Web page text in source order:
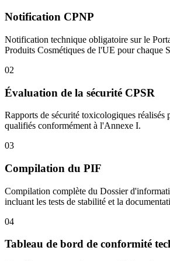
Notification CPNP
Notification technique obligatoire sur le
Produits Cosmétiques de l'UE pour chaque
02
Évaluation de la sécurité CPSR
Rapports de sécurité toxicologiques réalisés
qualifiés conformément à l'Annexe I.
03
Compilation du PIF
Compilation complète du Dossier
incluant les tests de stabilité et la
04
Tableau de bord de conformité